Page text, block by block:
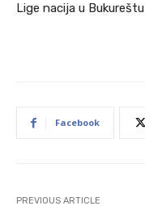
Lige nacija u Bukureštu
Facebook
PREVIOUS ARTICLE